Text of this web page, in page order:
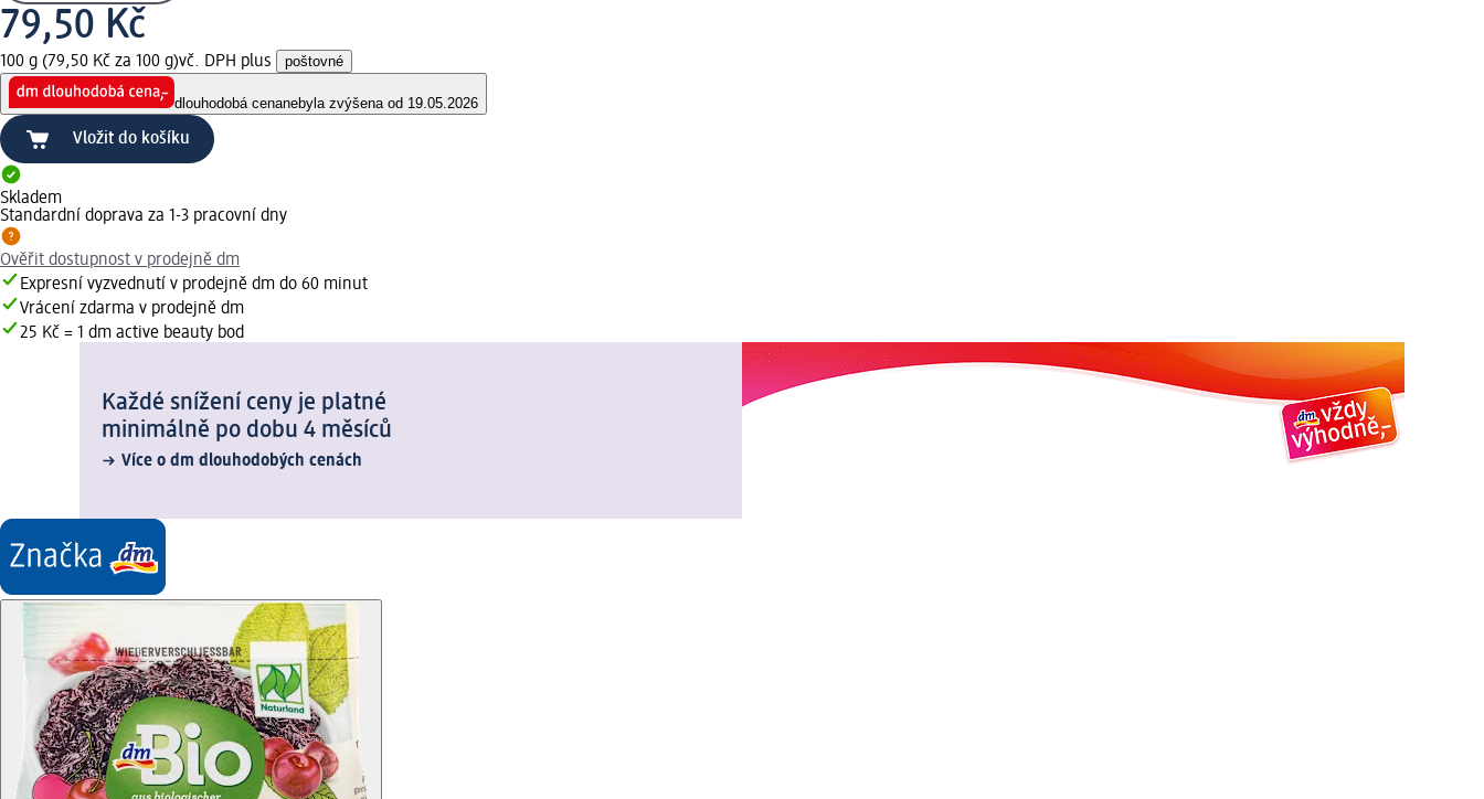
79,50 Kč
100 g (79,50 Kč za 100 g)vč. DPH plus poštovné
dlouhodobá cenanebyla zvýšena od 19.05.2026
Vložit do košíku
Skladem
Standardní doprava za 1-3 pracovní dny
Ověřit dostupnost v prodejně dm
Expresní vyzvednutí v prodejně dm do 60 minut
Vrácení zdarma v prodejně dm
25 Kč = 1 dm active beauty bod
Každé snížení ceny je platné
minimálně po dobu 4 měsíců
Více o dm dlouhodobých cenách